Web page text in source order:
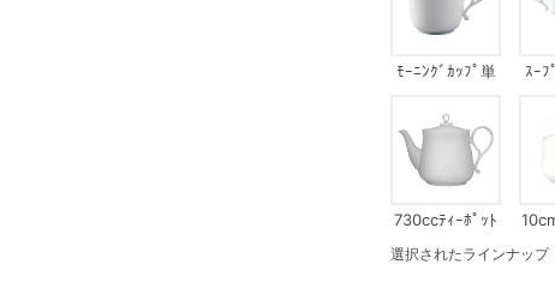
ﾓｰﾆﾝｸﾞｶｯﾌﾟ単
ｽｰﾌ
730ccﾃｨｰﾎﾟｯﾄ
選択されたラインナップ